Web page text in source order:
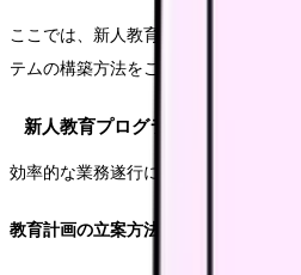
ここでは、新人教育から継続的な業
テムの構築方法をご紹介します。
新人教育プログラムの確立
効率的な業務遂行には、体系的な新人
教育計画の立案方法